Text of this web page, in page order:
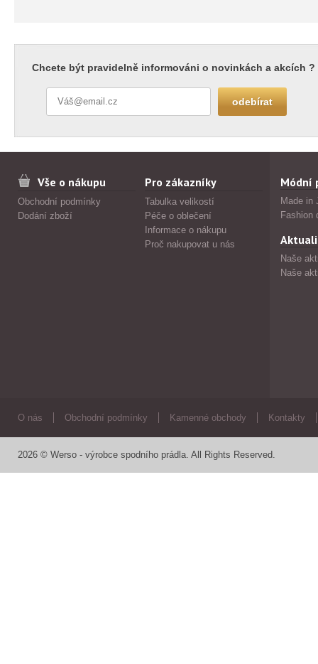
Chcete být pravidelně informováni o novinkách a akcích ?
Vše o nákupu
Obchodní podmínky
Dodání zboží
Pro zákazníky
Tabulka velikostí
Péče o oblečení
Informace o nákupu
Proč nakupovat u nás
Módní
Made in
Fashion
Naše
Naše
O nás Obchodní podmínky Kamenné obchody Kontakty
2026 © Werso - výrobce spodního prádla. All Rights Reserved.